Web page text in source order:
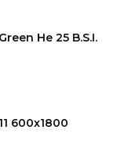
He 25 B.S.I.
600x1800